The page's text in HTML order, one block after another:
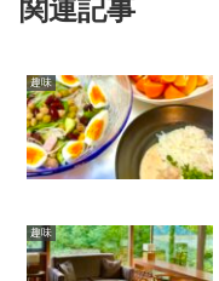
関連記事
趣味
趣味